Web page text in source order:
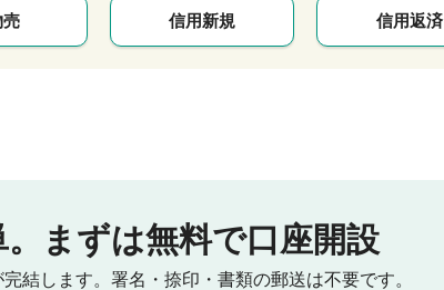
信用新規 信用返済
まずは無料で口座開設
結します。 署名・捺印・書類の郵送は不要です。